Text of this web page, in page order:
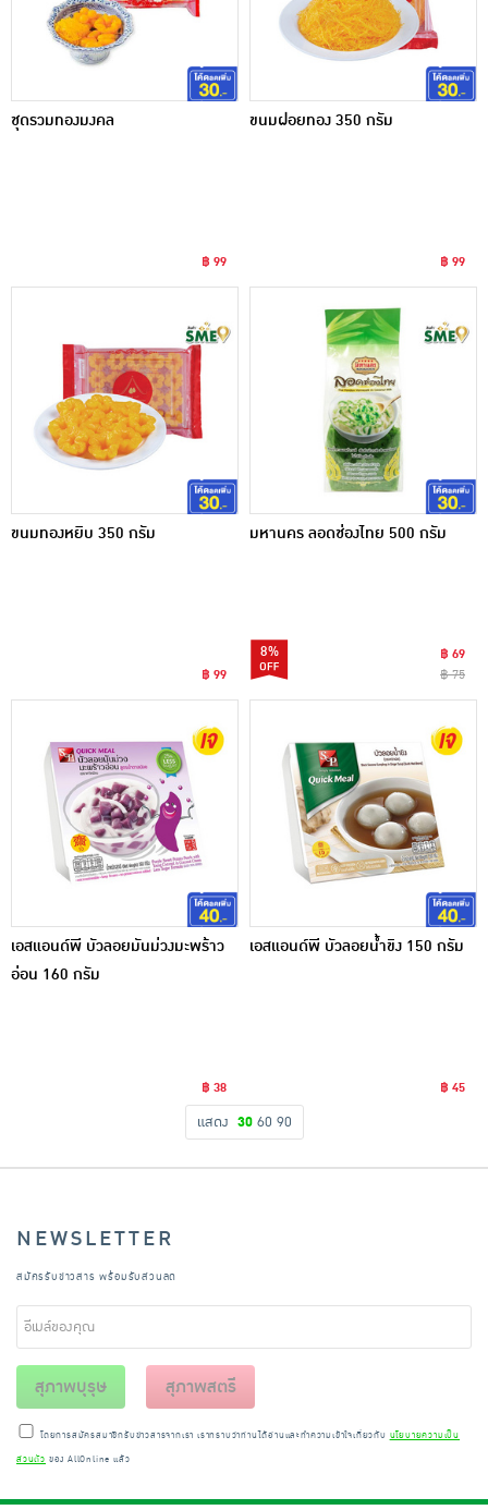
ชุดรวมทองมงคล
฿ 99
ขนมฝอยทอง 350 กรัม
฿ 99
ขนมทองหยิบ 350 กรัม
฿ 99
มหานคร ลอดช่องไทย 500 กรัม
8%
฿ 69
฿ 75
เอสแอนด์พี บัวลอยมันม่วงมะพร้าว
อ่อน 160 กรัม
฿ 38
เอสแอนด์พี บัวลอยน้ำขิง 150 กรัม
฿ 45
แสดง 30 60 90
NEWSLETTER
สมัครรับข่าวสาร พร้อมรับส่วนลด
สุภาพบุรุษ สุภาพสตรี
โดยการสมัครสมาชิกรับข่าวสารจากเรา เราทราบว่าท่านได้อ่านและทำความเข้าใจเกี่ยวกับ นโยบายความเป็น
ส่วนตัว ของ AllOnline แล้ว